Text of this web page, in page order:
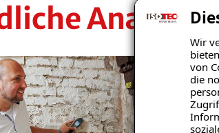
Wir
von
die
Analyse